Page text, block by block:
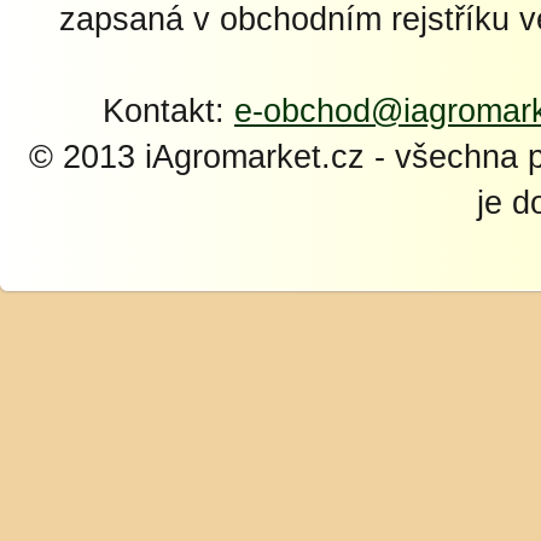
zapsaná v obchodním rejstříku
Kontakt: e-
© 2013 iAgromarket.cz - všechna
je